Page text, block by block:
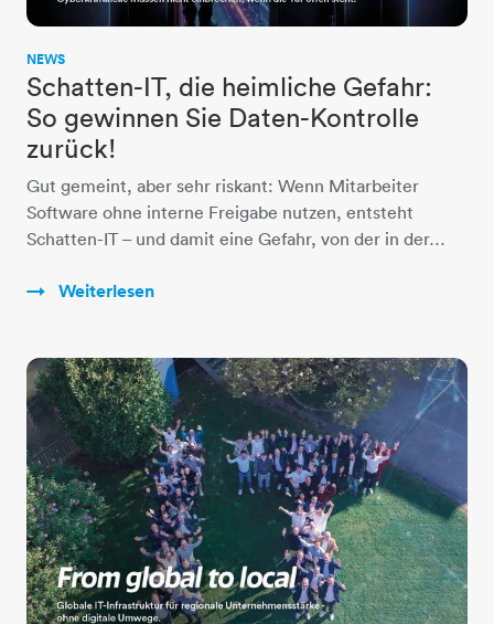
NEWS
Schatten-IT, die heimliche Gefahr:
So gewinnen Sie Daten-Kontrolle
zurück!
Gut gemeint, aber sehr riskant: Wenn Mitarbeiter
Software ohne interne Freigabe nutzen, entsteht
Schatten-IT – und damit eine Gefahr, von der in der…
Weiterlesen